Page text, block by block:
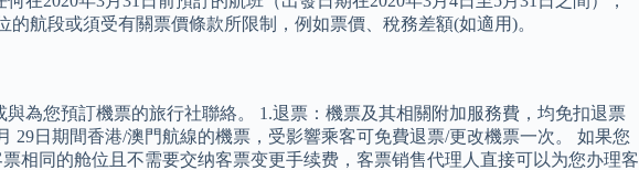
航段或須受有關票價條款所限制，例如票價、稅務差額(如適用)。
為您預訂機票的旅行社聯絡。 1.退票：機票及其相關附加服務費，均免扣退票
29日期間香港/澳門航線的機票，受影響乘客可免費退票/更改機票一次。 如果您
相同的舱位且不需要交纳客票变更手续费，客票销售代理人直接可以为您办理客